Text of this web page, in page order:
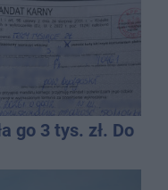
go 3 tys. zł. Do